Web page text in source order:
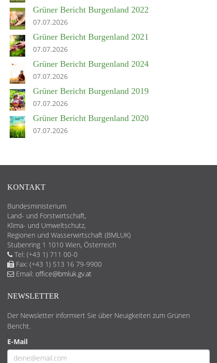
Grüner Bericht Burgenland 2022
07.07.2026
Grüner Bericht Burgenland 2021
07.07.2026
Grüner Bericht Burgenland 2024
07.07.2026
Grüner Bericht Burgenland 2019
07.07.2026
Grüner Bericht Burgenland 2020
07.07.2026
KONTAKT
Bundesministerium
Land- und Forstwirtschaft,
Klima- und Umweltschutz,
Regionen und Wasserwirtschaft (BMLUK)
Stubenring 1 1010 Wien, Österreich
Tel: (+43 1) 711 00-0
Fax: (+43 1) 513 16 79-9900
Email: office@bmluk.gv.at
NEWSLETTER
Der Newsletter informiert Sie über Neuigkeiten zum Grünen
Bericht.
E-Mail